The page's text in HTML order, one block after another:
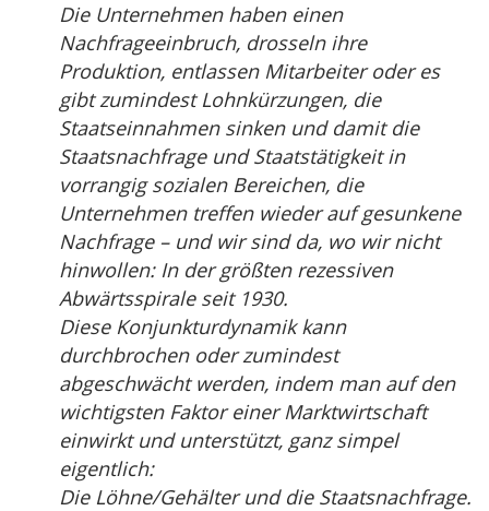
Die Unternehmen haben einen
Nachfrageeinbruch, drosseln ihre
Produktion, entlassen Mitarbeiter oder es
gibt zumindest Lohnkürzungen, die
Staatseinnahmen sinken und damit die
Staatsnachfrage und Staatstätigkeit in
vorrangig sozialen Bereichen, die
Unternehmen treffen wieder auf gesunkene
Nachfrage – und wir sind da, wo wir nicht
hinwollen: In der größten rezessiven
Abwärtsspirale seit 1930.
Diese Konjunkturdynamik kann
durchbrochen oder zumindest
abgeschwächt werden, indem man auf den
wichtigsten Faktor einer Marktwirtschaft
einwirkt und unterstützt, ganz simpel
eigentlich:
Die Löhne/Gehälter und die Staatsnachfrage.